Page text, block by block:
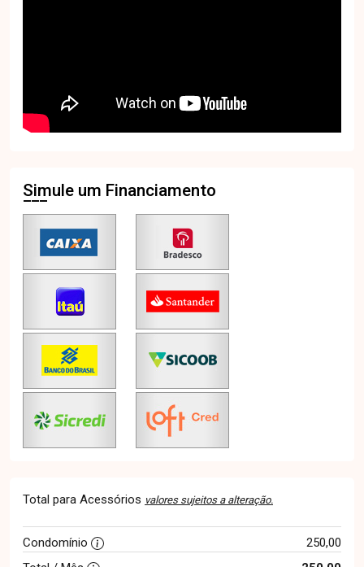
Simule um Financiamento
Total para Acessórios valores sujeitos a alteração.
Condomínio
250,00